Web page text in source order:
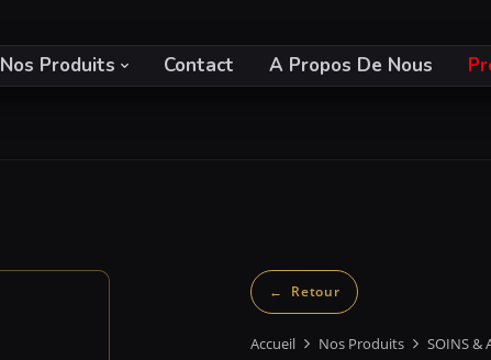
Nos Produits Contact A Propos De Nous
Accueil Nos Produits SOINS &